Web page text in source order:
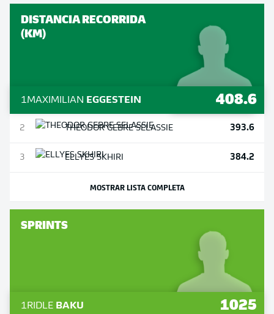
DISTANCIA RECORRIDA
(KM)
1MAXIMILIAN EGGESTEIN 408.6
2 THEODORGEBRE SELASSIE 393.6
3 ELLYESSKHIRI 384.2
MOSTRAR LISTA COMPLETA
SPRINTS
1RIDLE BAKU 1025